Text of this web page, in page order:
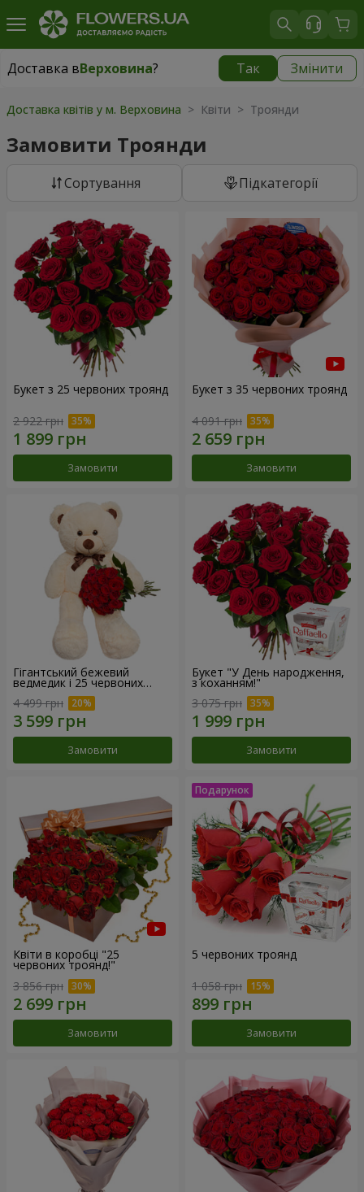
Доставка вВерховина? Так Змінити
Доставка вВерховина|
Доставка квітів у м. Верховина > Квіти > Троянди
Замовити Троянди
Сортування Підкатегорії
Букет з 25 червоних троянд
2 922 грн
Замовити
Букет з 35 червоних троянд
4 091 грн
Замовити
Гігантський бежевий
ведмедик і 25 червоних
троянд
4 499 грн
Замовити
Букет "У День народження,
з коханням!"
3 075 грн
Замовити
Квіти в коробці "25
червоних троянд!"
3 856 грн
Замовити
5 червоних троянд
1 058 грн
Замовити